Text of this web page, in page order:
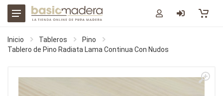
Inicio Tableros
Pino
Tablero de Pino Radiata Lama Continua Con Nudos